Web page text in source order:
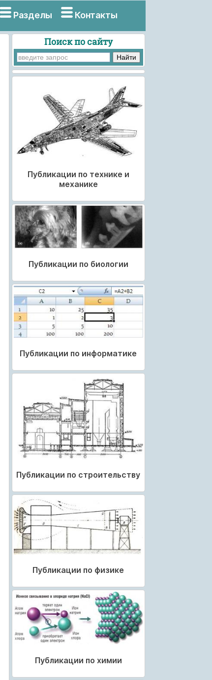
Разделы Контакты
Поиск по сайту
Публикации по технике и
механике
Публикации по биологии
Публикации по информатике
Публикации по строительству
Публикации по физике
Публикации по химии